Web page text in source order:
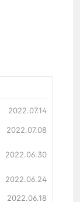
2022.07.14
2022.07.08
2022.06.30
2022.06.24
2022.06.18